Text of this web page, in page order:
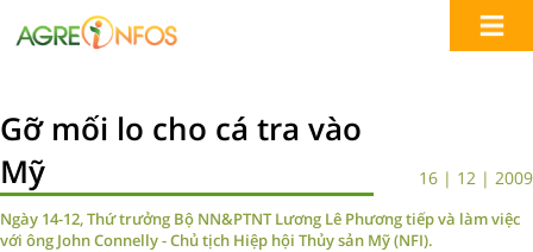
Gỡ mối lo cho cá tra vào
Mỹ
16 | 12 | 2009
Ngày 14-12, Thứ trưởng Bộ NN&PTNT Lương Lê Phương tiếp và làm việc
với ông John Connelly - Chủ tịch Hiệp hội Thủy sản Mỹ (NFI).